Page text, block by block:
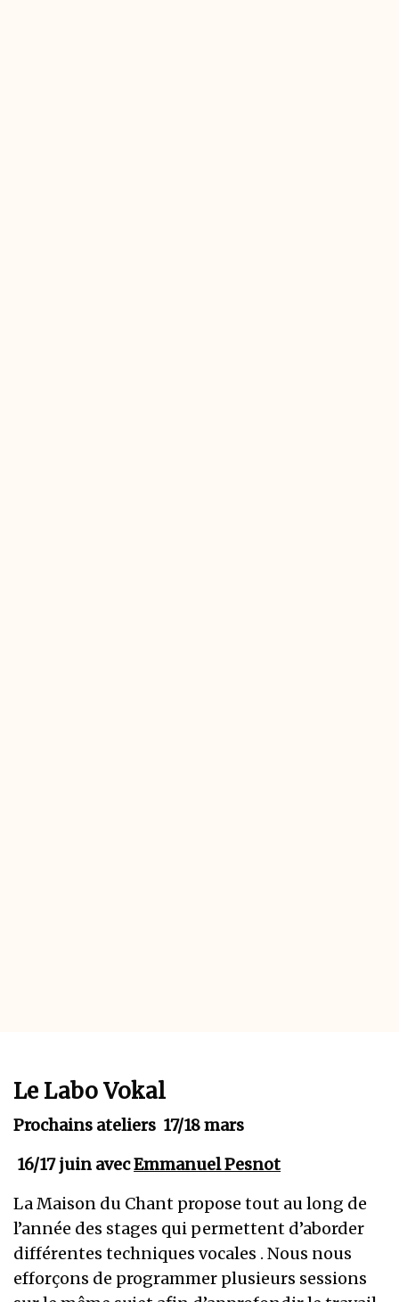
Le Labo Vokal
Prochains ateliers 17/18 mars
16/17 juin avecEmmanuel Pesnot
La Maison du Chant propose tout au long de
l’année des stages qui permettent d’aborder
différentes techniques vocales . Nous nous
efforçons de programmer plusieurs sessions